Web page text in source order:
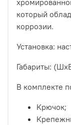
который
коррозии.
Установка:
Габариты:
В комплекте
Крючок;